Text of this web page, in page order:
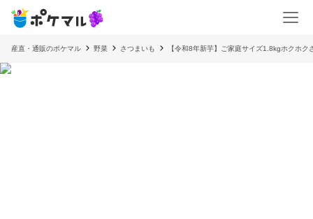
産直・通販のポケマル 野菜 さつまいも 【令和8年新芋】ご家庭サイズ1.8kgホクホク